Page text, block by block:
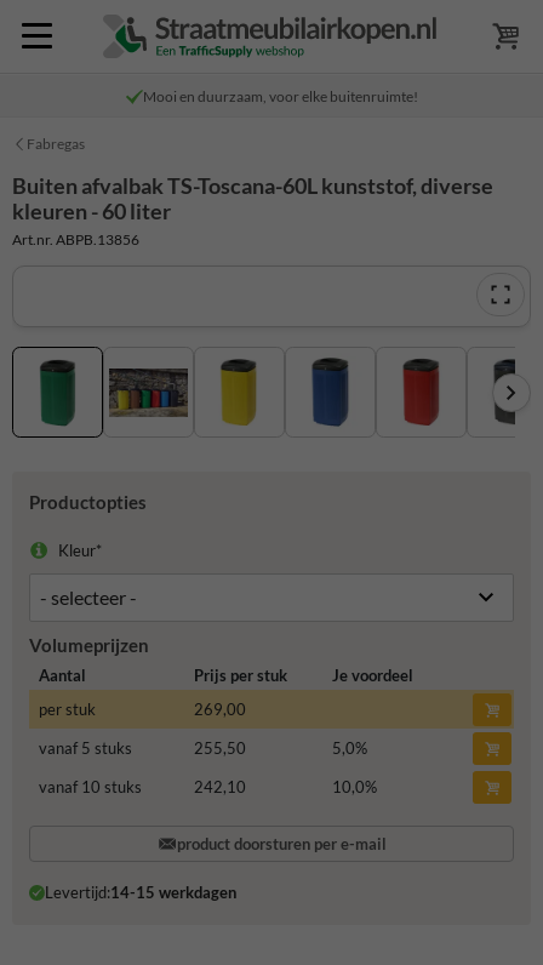
Mooi en duurzaam, voor elke buitenruimte!
Fabregas
Buiten afvalbak TS-Toscana-60L kunststof, diverse
kleuren - 60 liter
Art.nr. ABPB.13856
Productopties
Kleur*
Volumeprijzen
Aantal Prijs per stuk
Je voordeel
per stuk
269,00
vanaf 5 stuks
255,50 5,0%
vanaf 10 stuks
242,10 10,0%
product doorsturen per e-mail
Levertijd:14-15 werkdagen